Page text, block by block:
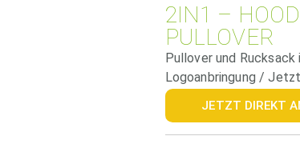
2IN1 –
PULLOVER
Pullover und
Logoanbringung /
JETZT DIREKT